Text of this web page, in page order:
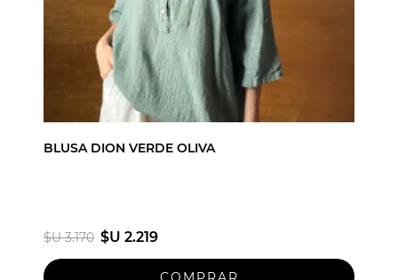
BLUSA DION VERDE OLIVA
$U 3.170 $U 2.219